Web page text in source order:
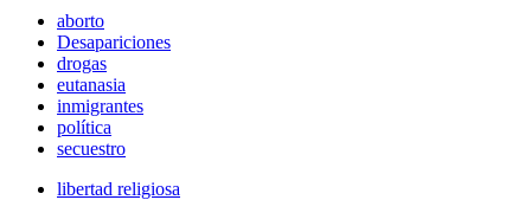
aborto
Desapariciones
drogas
eutanasia
inmigrantes
política
secuestro
libertad religiosa